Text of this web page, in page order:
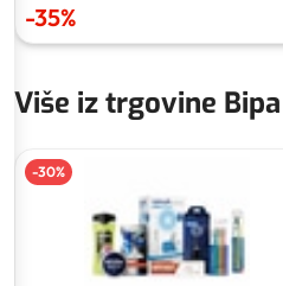
-35%
Više iz trgovine Bipa
-30%